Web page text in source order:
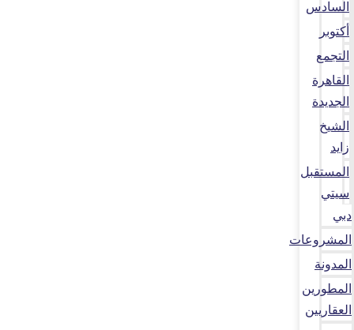
السادس
أكتوبر
التجمع
القاهرة
الجديدة
الشيخ
زايد
المستقبل
سيتي
دبي
المشروعات
المدونة
المطورين
العقاريين